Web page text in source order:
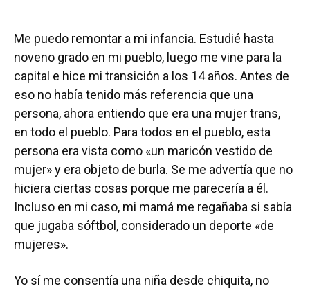
Me puedo remontar a mi infancia. Estudié hasta
noveno grado en mi pueblo, luego me vine para la
capital e hice mi transición a los 14 años. Antes de
eso no había tenido más referencia que una
persona, ahora entiendo que era una mujer trans,
en todo el pueblo. Para todos en el pueblo, esta
persona era vista como «un maricón vestido de
mujer» y era objeto de burla. Se me advertía que no
hiciera ciertas cosas porque me parecería a él.
Incluso en mi caso, mi mamá me regañaba si sabía
que jugaba sóftbol, considerado un deporte «de
mujeres».
Yo sí me consentía una niña desde chiquita, no